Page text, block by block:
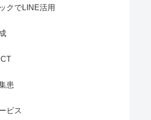
クでLINE活用
患
ビス